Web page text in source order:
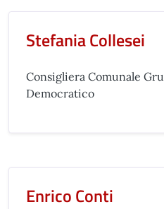
Stefania Collesei
Consigliera Comunale
Democratico
Enrico Conti